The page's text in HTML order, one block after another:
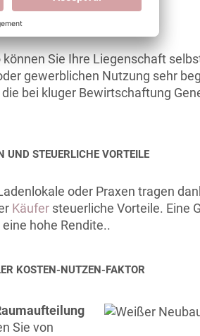
SICHERHEIT
Sie Ihre Liegenschaft
gewerblichen Nutzung sehr
bei kluger Bewirtschaftung
STEUERLICHE VORTEILE
oder Praxen tragen
Käufer steuerliche Vorteile. Eine
hohe Rendite..
KOSTEN-NUTZEN-FAKTOR
Sie von